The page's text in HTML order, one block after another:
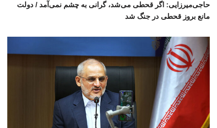
حاجی‌میرزایی: اگر قحطی می‌شد، گرانی به چشم نمی‌آمد / دولت
مانع بروز قحطی در جنگ شد